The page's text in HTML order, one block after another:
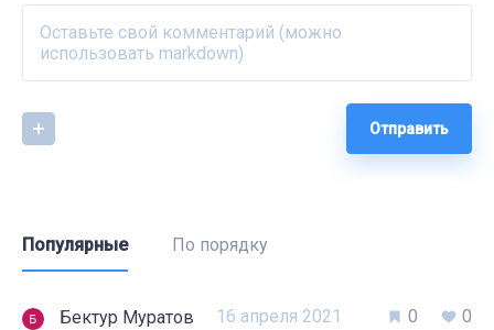
Отправить
Популярные По порядку
Бектур Муратов 16 апреля 2021 0
0